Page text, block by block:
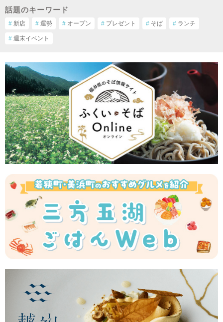
話題のキーワード
# 新店 # 運勢 # オープン # プレゼント # そば # ランチ
# 週末イベント